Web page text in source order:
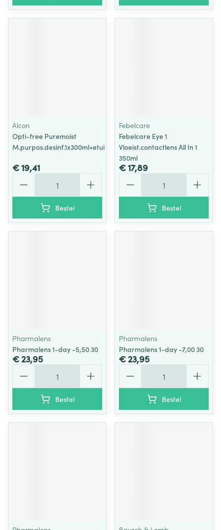
Alcon
Opti-free Puremoist
M.purpos.desinf.1x300ml+etui
€ 19,41
Bestel
Febelcare
Febelcare Eye 1
Vloeist.contactlens All In 1
350ml
€ 17,89
Bestel
Pharmalens
Pharmalens 1-day -5,50 30
€ 23,95
Bestel
Pharmalens
Pharmalens 1-day -7,00 30
€ 23,95
Bestel